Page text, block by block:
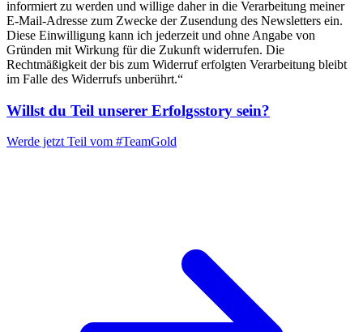
informiert zu werden und willige daher in die Verarbeitung meiner
E-Mail-Adresse zum Zwecke der Zusendung des Newsletters ein.
Diese Einwilligung kann ich jederzeit und ohne Angabe von
Gründen mit Wirkung für die Zukunft widerrufen. Die
Rechtmäßigkeit der bis zum Widerruf erfolgten Verarbeitung bleibt
im Falle des Widerrufs unberührt.“
Willst du Teil unserer Erfolgsstory sein?
Werde jetzt Teil vom #TeamGold